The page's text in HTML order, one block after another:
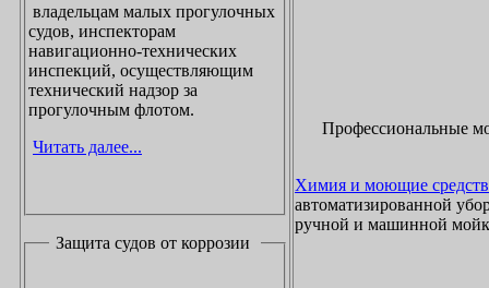
владельцам малых прогулочных
судов, инспекторам
навигационно-технических
инспекций, осуществляющим
технический надзор за
прогулочным флотом.
Читать далее...
Защита судов от коррозии
Профессиональные
Химия и моющие
автоматизированной
ручной и машинной